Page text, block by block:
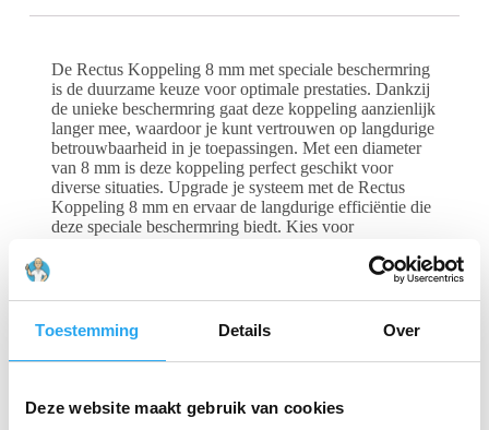
Toestemming Details Over
Deze website maakt gebruik van cookies
De Rectus Koppeling 8 mm met speciale beschermring
is de duurzame keuze voor optimale prestaties. Dankzij
de unieke beschermring gaat deze koppeling aanzienlijk
langer mee, waardoor je kunt vertrouwen op langdurige
betrouwbaarheid in je toepassingen. Met een diameter
van 8 mm is deze koppeling perfect geschikt voor
diverse situaties. Upgrade je systeem met de Rectus
Koppeling 8 mm en ervaar de langdurige efficiëntie die
deze speciale beschermring biedt. Kies voor